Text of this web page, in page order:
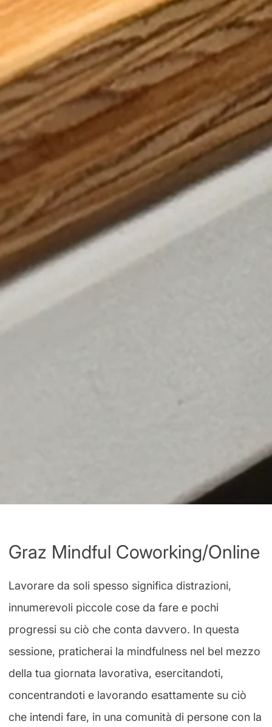
Graz Mindful Coworking/Online
Lavorare da soli spesso significa distrazioni,
innumerevoli piccole cose da fare e pochi
progressi su ciò che conta davvero. In questa
sessione, praticherai la mindfulness nel bel mezzo
della tua giornata lavorativa, esercitandoti,
concentrandoti e lavorando esattamente su ciò
che intendi fare, in una comunità di persone con la